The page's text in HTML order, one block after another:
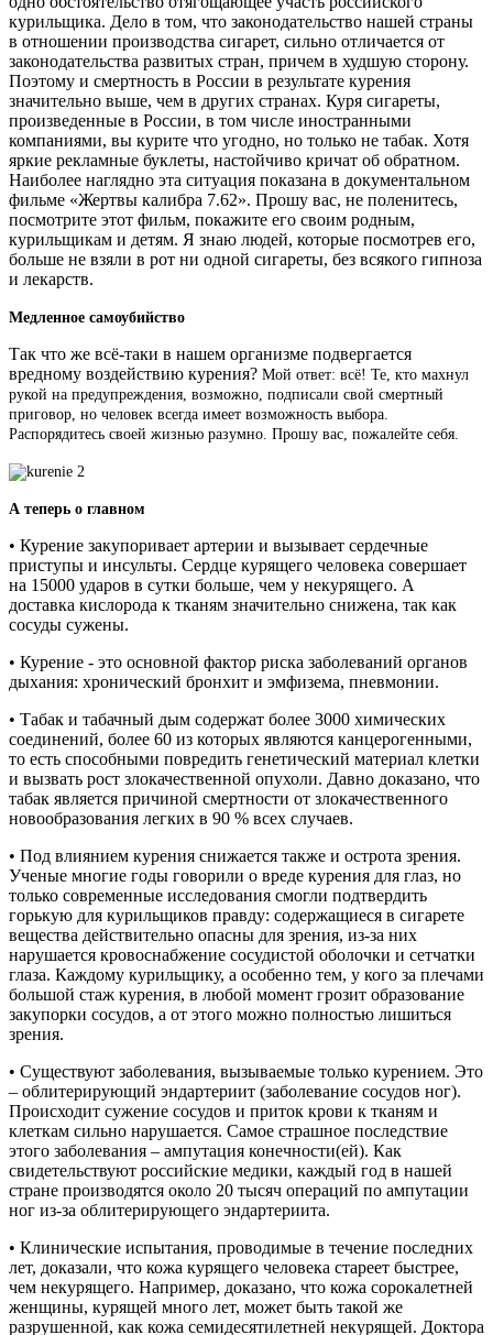
курильщика. Дело в том, что законодательство нашей страны
в отношении производства сигарет, сильно отличается от
законодательства развитых стран, причем в худшую сторону.
Поэтому и смертность в России в результате курения
значительно выше, чем в других странах. Куря сигареты,
произведенные в России, в том числе иностранными
компаниями, вы курите что угодно, но только не табак. Хотя
яркие рекламные буклеты, настойчиво кричат об обратном.
Наиболее наглядно эта ситуация показана в документальном
фильме «Жертвы калибра 7.62». Прошу вас, не поленитесь,
посмотрите этот фильм, покажите его своим родным,
курильщикам и детям. Я знаю людей, которые посмотрев его,
больше не взяли в рот ни одной сигареты, без всякого гипноза
и лекарств.
Медленное самоубийство
Так что же всё-таки в нашем организме подвергается
вредному воздействию курения? Мой ответ: всё! Те, кто махнул
рукой на предупреждения, возможно, подписали свой смертный
приговор, но человек всегда имеет возможность выбора.
Распорядитесь своей жизнью разумно. Прошу вас, пожалейте себя.
А теперь о главном
• Курение закупоривает артерии и вызывает сердечные
приступы и инсульты. Сердце курящего человека совершает
на 15000 ударов в сутки больше, чем у некурящего. А
доставка кислорода к тканям значительно снижена, так как
сосуды сужены.
• Курение - это основной фактор риска заболеваний органов
дыхания: хронический бронхит и эмфизема, пневмонии.
• Табак и табачный дым содержат более 3000 химических
соединений, более 60 из которых являются канцерогенными,
то есть способными повредить генетический материал клетки
и вызвать рост злокачественной опухоли. Давно доказано, что
табак является причиной смертности от злокачественного
новообразования легких в 90 % всех случаев.
• Под влиянием курения снижается также и острота зрения.
Ученые многие годы говорили о вреде курения для глаз, но
только современные исследования смогли подтвердить
горькую для курильщиков правду: содержащиеся в сигарете
вещества действительно опасны для зрения, из-за них
нарушается кровоснабжение сосудистой оболочки и сетчатки
глаза. Каждому курильщику, а особенно тем, у кого за плечами
большой стаж курения, в любой момент грозит образование
закупорки сосудов, а от этого можно полностью лишиться
зрения.
• Существуют заболевания, вызываемые только курением. Это
– облитерирующий эндартериит (заболевание сосудов ног).
Происходит сужение сосудов и приток крови к тканям и
клеткам сильно нарушается. Самое страшное последствие
этого заболевания – ампутация конечности(ей). Как
свидетельствуют российские медики, каждый год в нашей
стране производятся около 20 тысяч операций по ампутации
ног из-за облитерирующего эндартериита.
• Клинические испытания, проводимые в течение последних
лет, доказали, что кожа курящего человека стареет быстрее,
чем некурящего. Например, доказано, что кожа сорокалетней
женщины, курящей много лет, может быть такой же
разрушенной, как кожа семидесятилетней некурящей. Доктора